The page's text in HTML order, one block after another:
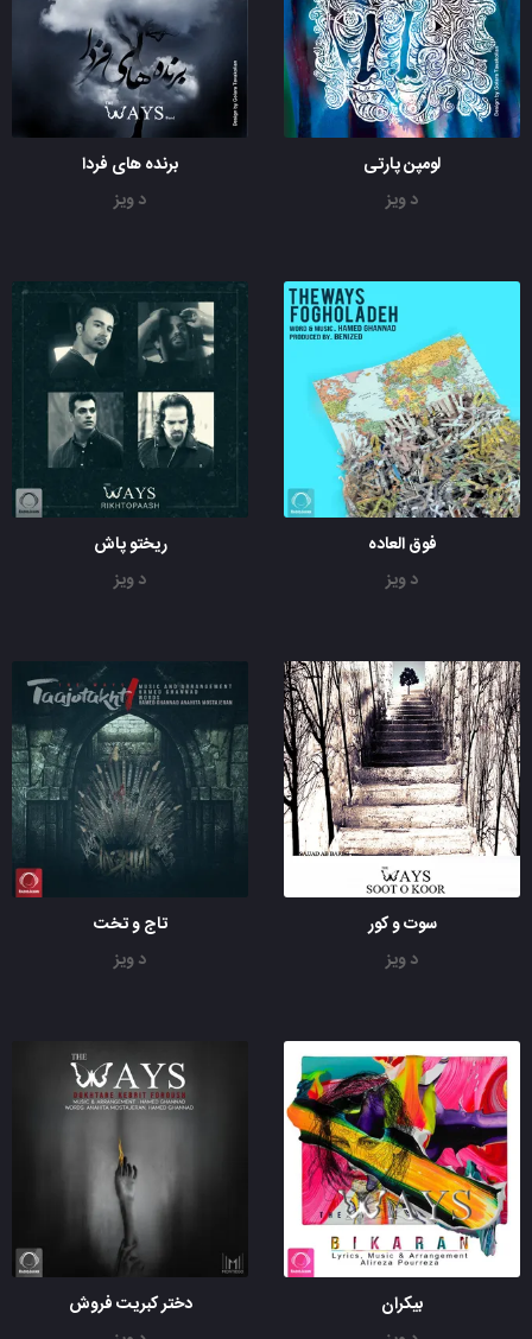
لومپن پارتی
د ویز
برنده های فردا
د ویز
فوق العاده
د ویز
ریختو پاش
د ویز
سوت و کور
د ویز
تاج و تخت
د ویز
بیکران
دختر کبریت فروش